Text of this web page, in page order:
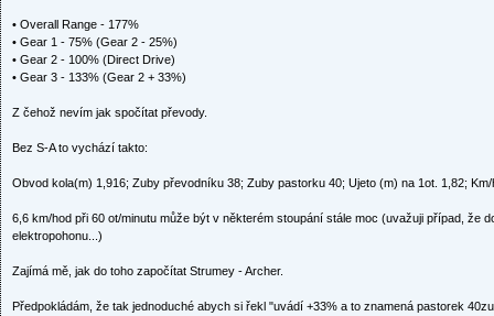
• Overall Range - 177%
• Gear 1 - 75% (Gear 2 - 25%)
• Gear 2 - 100% (Direct Drive)
• Gear 3 - 133% (Gear 2 + 33%)
Z čehož nevím jak spočítat převody.
Bez S-A to vychází takto:
Obvod kola(m) 1,916; Zuby převodníku 38; Zuby pastorku 40; Ujeto (m) na 1ot. 1,82;
6,6 km/hod při 60 ot/minutu může být v některém stoupání stále moc (uvažuji případ, že
elektropohonu...)
Zajímá mě, jak do toho započítat Strumey - Archer.
Předpokládám, že tak jednoduché abych si řekl "uvádí +33% a to znamená pastorek